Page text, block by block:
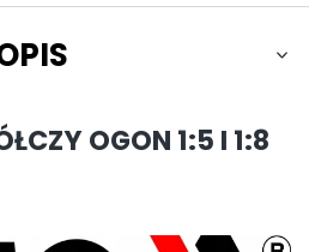
OGON 1:5 I 1:8